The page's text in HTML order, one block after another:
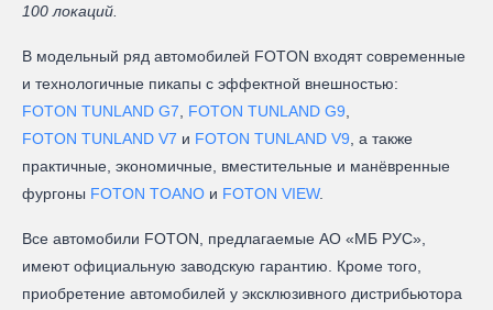
100 локаций.
В модельный ряд автомобилей FOTON входят современные
и технологичные пикапы с эффектной внешностью:
FOTON TUNLAND G7
FOTON TUNLAND G9
FOTON TUNLAND V7 и FOTON TUNLAND V9 , а также
практичные, экономичные, вместительные и манёвренные
фургоны FOTON TOANO и FOTON VIEW.
Все автомобили FOTON, предлагаемые АО «МБ РУС»,
имеют официальную заводскую гарантию. Кроме того,
приобретение автомобилей у эксклюзивного дистрибьютора